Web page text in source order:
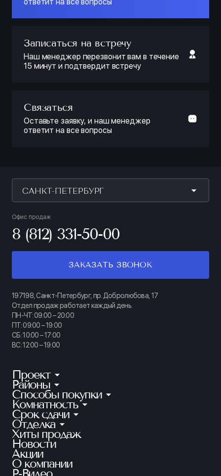
Записаться на встречу
Наш менеджер перезвонит вам в течение
15 минут и подтвердит встречу
Связаться
Оставьте заявку, и наш менеджер
ответит на все вопросы
САНКТ-ПЕТЕРБУРГ
Офис продаж
8 (812) 331-50-00
ЗАКАЗАТЬ ЗВОНОК
197198, Санкт-Петербург, пр. Добролюбова, 17
Отдел продаж работает каждый день.
ПН-ЧТ: 09:00 – 20:00
ПТ: 09:00 – 19:00
СБ: 10:00 – 17:00
ВС: 12:00 – 19:00
Проект
КИНОПАРК
ТАЙМ СКВЕР
АУРУМ
ГРАНАТ
ЛАЙНЕРЪ
БЕЛАРТ
АКАДЕМИК
Районы
Калининский
Приморский
Петроградский
Московский
Красносельский
Красногвардейский
Способы покупки
Ипотека
Рассрочка
100% оплата
Квартира в зачет
Субсидии
Материнский капитал
Комнатность
Студии
1-комнатные
2-комнатные
3-комнатные
4+ комнатные
Срок сдачи
Готовые квартиры
Ключи в этом году
2 кв. 2026
1 кв. 2027
Отделка
Без отделки
Предчистовая
Чистовая
Хиты продаж
Новости
Акции
О компании